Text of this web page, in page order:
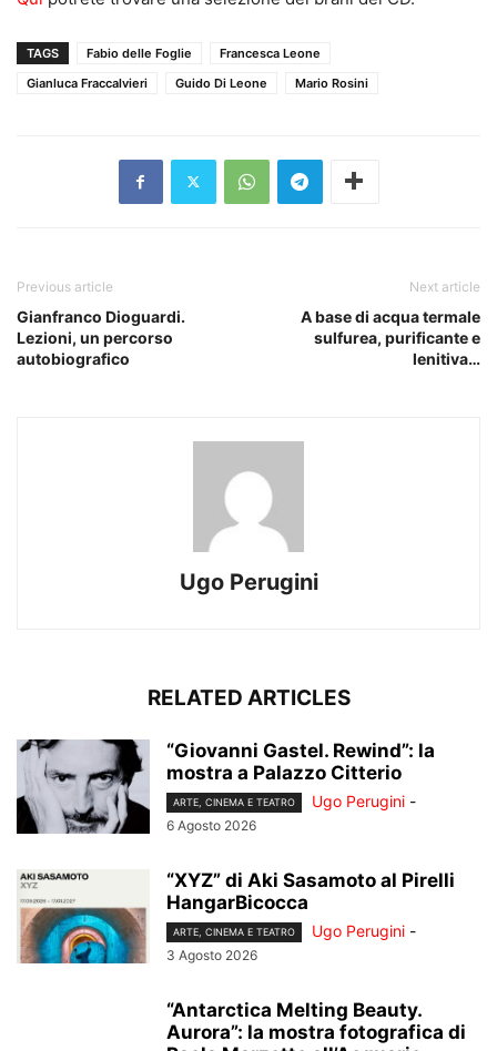
TAGS Fabio delle Foglie
Francesca Leone
Gianluca Fraccalvieri
Guido Di Leone Mario Rosini
Previous article
Gianfranco Dioguardi.
Lezioni, un percorso
autobiografico
Next article
A base di acqua termale
sulfurea, purificante e
lenitiva…
Ugo Perugini
RELATED ARTICLES
“Giovanni Gastel. Rewind”: la
mostra a Palazzo Citterio
ARTE, CINEMA E TEATRO Ugo Perugini -
6 Agosto 2026
“XYZ” di Aki Sasamoto al Pirelli
HangarBicocca
ARTE, CINEMA E TEATRO Ugo Perugini -
3 Agosto 2026
“Antarctica Melting Beauty.
Aurora”: la mostra fotografica di